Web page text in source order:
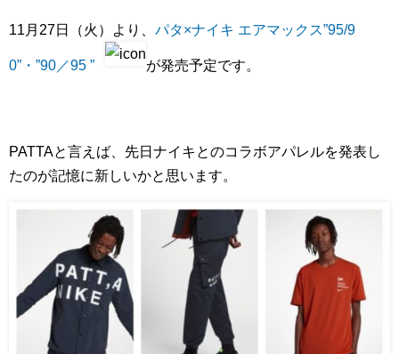
11月27日（火）より、 パタ×ナイキ エアマックス”95/9
0”・”90／95 ” が発売予定です。
PATTAと言えば、先日ナイキとのコラボアパレルを発表し
たのが記憶に新しいかと思います。